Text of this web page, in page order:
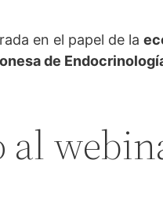
en el papel de la
de
al